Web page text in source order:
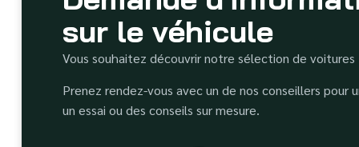
sur le véhicule
Vous souhaitez découvrir notre sélection de voitures
Prenez rendez-vous avec un de nos conseillers pour
un essai ou des conseils sur mesure.